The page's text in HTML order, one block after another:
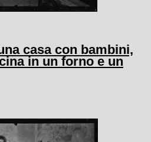
casa con bambini,
in un forno e un